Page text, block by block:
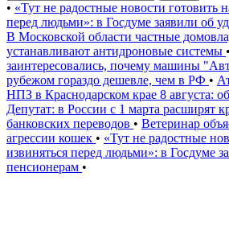
• «Тут не радостные новости готовить
перед людьми»: в Госдуме заявили об
В Московской области частные
устанавливают антидроновые системы •
заинтересовались, почему машины
рубежом гораздо дешевле, чем в РФ •
НПЗ в Краснодарском крае 8 августа:
Депутат: в России с 1 марта расширят
банковских переводов • Ветеринар
агрессии кошек • «Тут не радостные
извиняться перед людьми»: в Госдуме
пенсионерам •